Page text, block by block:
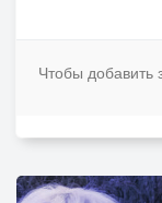
Чтобы добавить